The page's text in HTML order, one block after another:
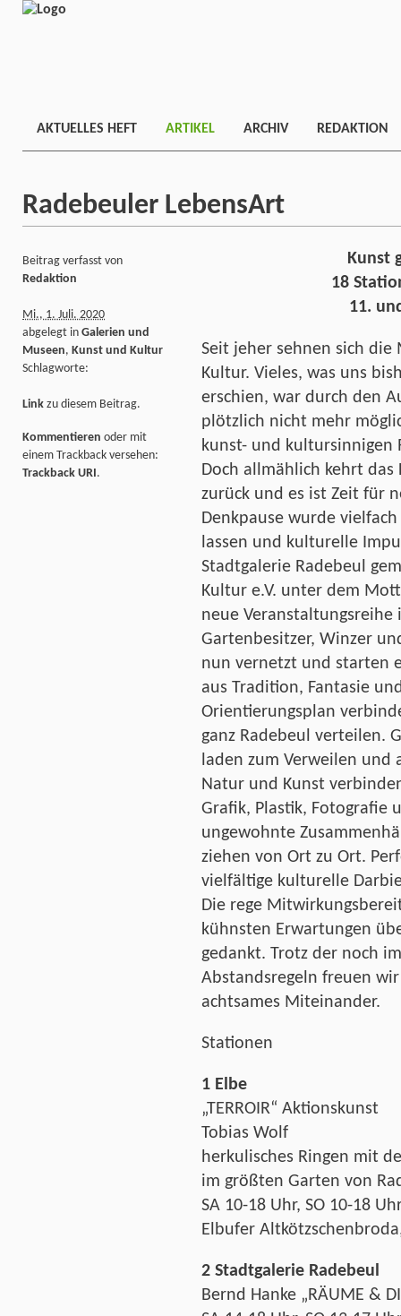
AKTUELLES HEFT ARTIKEL ARCHIV REDAKTION
Radebeuler LebensArt
Kunst
18
11.
Seit jeher sehnen sich die
Kultur. Vieles, was uns
erschien, war durch den
plötzlich nicht mehr
kunst- und kultursinnigen
Doch allmählich kehrt
zurück und es ist Zeit für
Denkpause wurde
lassen und kulturelle
Stadtgalerie Radebeul
Kultur e.V. unter dem
neue
Gartenbesitzer, Winzer
nun vernetzt und starten
aus Tradition, Fantasie
Orientierungsplan
ganz Radebeul verteilen.
laden zum Verweilen und
Natur und Kunst
Grafik, Plastik, Fotografie
ungewohnte
ziehen von Ort zu Ort.
vielfältige kulturelle
Die rege
kühnsten Erwartungen
gedankt. Trotz der noch
Abstandsregeln freuen
achtsames Miteinander.
Stationen
1 Elbe
„TERROIR“ Aktionskunst
Tobias Wolf
herkulisches Ringen mit
im größten Garten von
SA 10-18 Uhr, SO 10-18
Elbufer
2 Stadtgalerie Radebeul
Bernd Hanke „RÄUME &
Beitrag verfasst von
Redaktion
Mi., 1. Juli. 2020
abgelegt in Galerien und
Museen, Kunst und Kultur
Schlagworte:
Link zu diesem Beitrag.
Kommentieren oder mit
einem Trackback versehen:
Trackback URI.